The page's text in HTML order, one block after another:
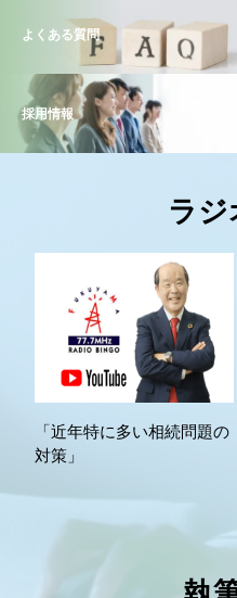
よくある質問
採用情報
ラジ
「近年特に多い相続問題の
対策」